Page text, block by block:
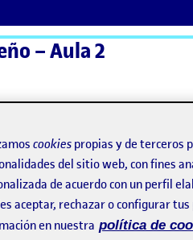
– Aula 2
cookies propias y de terceros
del sitio web, con fines
de acuerdo con un perfil
aceptar, rechazar o configurar
en nuestra política de